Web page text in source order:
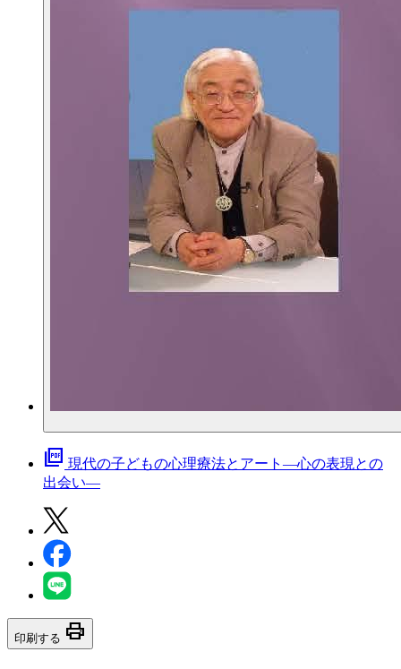
picture_as_pdf 現代の子どもの心理療法とアート―心の表現との
出会い―
印刷する print